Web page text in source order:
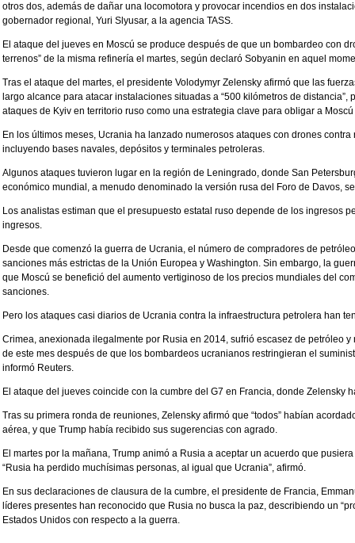
otros dos, además de dañar una locomotora y provocar incendios en dos
gobernador regional, Yuri Slyusar, a la agencia TASS.
El ataque del jueves en Moscú se produce después de que un bombardeo con
terrenos” de la misma refinería el martes, según declaró Sobyanin en aquel
Tras el ataque del martes, el presidente Volodymyr Zelensky afirmó que las
largo alcance para atacar instalaciones situadas a “500 kilómetros de
ataques de Kyiv en territorio ruso como una estrategia clave para obligar a
En los últimos meses, Ucrania ha lanzado numerosos ataques con drones
incluyendo bases navales, depósitos y terminales petroleras.
Algunos ataques tuvieron lugar en la región de Leningrado, donde San
económico mundial, a menudo denominado la versión rusa del Foro de Davos,
Los analistas estiman que el presupuesto estatal ruso depende de los ingresos
ingresos.
Desde que comenzó la guerra de Ucrania, el número de compradores de
sanciones más estrictas de la Unión Europea y Washington. Sin embargo, la
que Moscú se benefició del aumento vertiginoso de los precios mundiales del
sanciones.
Pero los ataques casi diarios de Ucrania contra la infraestructura petrolera han
Crimea, anexionada ilegalmente por Rusia en 2014, sufrió escasez de petróleo
de este mes después de que los bombardeos ucranianos restringieran el
informó Reuters.
El ataque del jueves coincide con la cumbre del G7 en Francia, donde Zelensky
Tras su primera ronda de reuniones, Zelensky afirmó que “todos” habían
aérea, y que Trump había recibido sus sugerencias con agrado.
El martes por la mañana, Trump animó a Rusia a aceptar un acuerdo que
“Rusia ha perdido muchísimas personas, al igual que Ucrania”, afirmó.
En sus declaraciones de clausura de la cumbre, el presidente de Francia,
líderes presentes han reconocido que Rusia no busca la paz, describiendo un
Estados Unidos con respecto a la guerra.